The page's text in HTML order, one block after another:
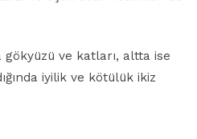
gökyüzü ve katları, altta ise
iyilik ve kötülük ikiz